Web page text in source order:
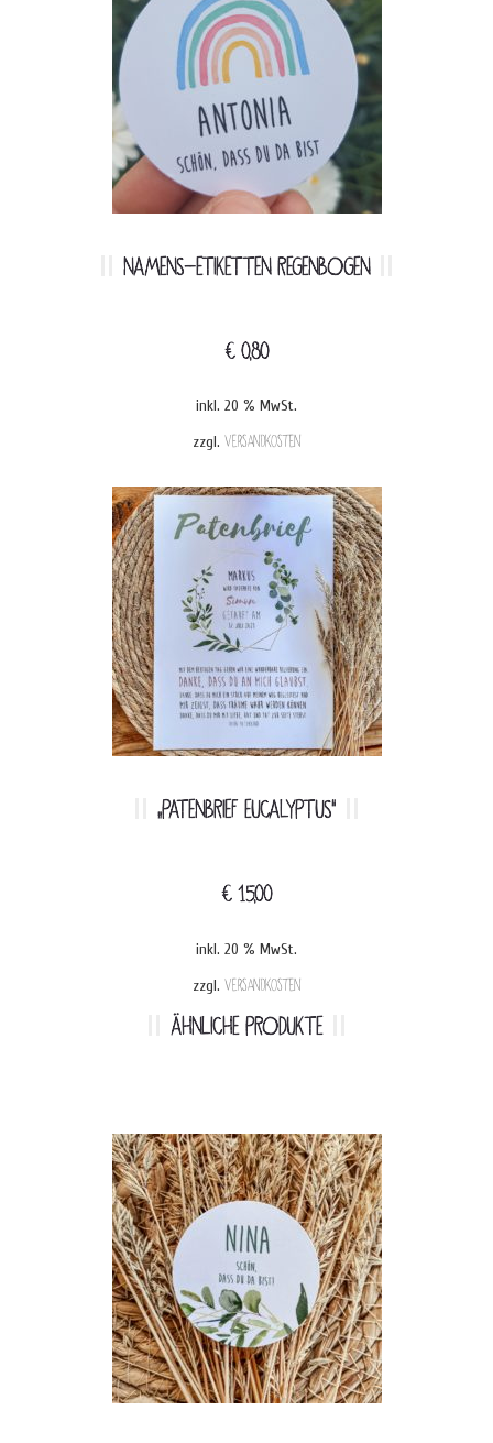
NAMENS-ETIKETTEN REGENBOGEN
€ 0,80
inkl. 20 % MwSt.
zzgl. Versandkosten
„PATENBRIEF EUCALYPTUS“
€ 15,00
inkl. 20 % MwSt.
zzgl. Versandkosten
ÄHNLICHE PRODUKTE